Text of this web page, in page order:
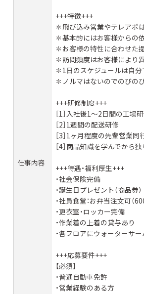
仕事内容
+++特徴+++
✽飛び込み営業やテレアポ
✽基本的にはお客様からの
✽お客様の特性に合わせた
✽訪問頻度はお客様により
✽1日のスケジュールは自分
✽ノルマはないのでのびの
+++研修制度+++
［1］入社後1〜2日間の工場
［2］1週間の配送研修
［3］1ヶ月程度の先輩営業同
［4］商品知識を学んでから
+++待遇・福利厚生+++
・社会保険完備
・誕生日プレゼント（商品券）
・社員食堂：お弁当注文可（
・更衣室・ロッカー完備
・作業着の上着の貸与あり
・各フロアにウォーターサ
+++応募要件+++
【必須】
・普通自動車免許
・営業経験のある方